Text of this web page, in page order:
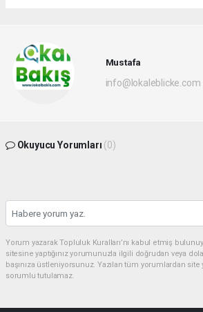
Mustafa
info@lokaleblicke.com
Okuyucu Yorumları (0)
Yorum yazarak Topluluk Kuralları’nı kabul etmiş
sitesine yaptığınız yorumunuzla ilgili doğrudan veya
başınıza üstleniyorsunuz. Yazılan tüm yorumlardan
sorumlu tutulamaz.